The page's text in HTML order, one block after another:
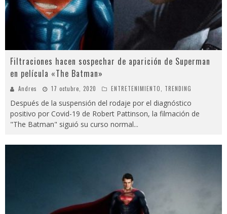
Filtraciones hacen sospechar de aparición de Superman
en película «The Batman»
Andres 17 octubre, 2020 ENTRETENIMIENTO, TRENDING
Después de la suspensión del rodaje por el diagnóstico
positivo por Covid-19 de Robert Pattinson, la filmación de
"The Batman" siguió su curso normal...